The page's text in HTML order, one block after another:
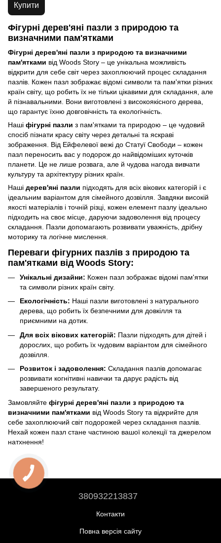
Купити
Фігурні дерев'яні пазли з природою та
визначними пам'ятками
Фігурні дерев'яні пазли з природою та визначними
пам'ятками від Woods Story – це унікальна можливість
відкрити для себе світ через захоплюючий процес складання
пазлів. Кожен пазл зображає відомі символи та пам'ятки різних
країн світу, що робить їх не тільки цікавими для складання, але
й пізнавальними. Вони виготовлені з високоякісного дерева,
що гарантує їхню довговічність та екологічність.
Наші фігурні пазли з пам'ятками та природою – це чудовий
спосіб пізнати красу світу через детальні та яскраві
зображення. Від Ейфелевої вежі до Статуї Свободи – кожен
пазл переносить вас у подорож до найвідоміших куточків
планети. Це не лише розвага, але й чудова нагода вивчати
культуру та архітектуру різних країн.
Наші дерев'яні пазли підходять для всіх вікових категорій і є
ідеальним варіантом для сімейного дозвілля. Завдяки високій
якості матеріалів і точній різці, кожен елемент пазлу ідеально
підходить на своє місце, даруючи задоволення від процесу
складання. Пазли допомагають розвивати уважність, дрібну
моторику та логічне мислення.
Переваги фігурних пазлів з природою та
пам'ятками від Woods Story:
Унікальні дизайни: Кожен пазл зображає відомі пам'ятки
та символи різних країн світу.
Екологічність: Наші пазли виготовлені з натурального
дерева, що робить їх безпечними для довкілля та
приємними на дотик.
Для всіх вікових категорій: Пазли підходять для дітей і
дорослих, що робить їх чудовим варіантом для сімейного
дозвілля.
Розвиток і задоволення: Складання пазлів допомагає
розвивати когнітивні навички та дарує радість від
завершеного результату.
Замовляйте фігурні дерев'яні пазли з природою та
визначними пам'ятками від Woods Story та відкрийте для
себе захоплюючий світ подорожей через складання пазлів.
Нехай кожен пазл стане частиною вашої колекції та джерелом
натхнення!
380932213837
Контакти
Повна версія сайту